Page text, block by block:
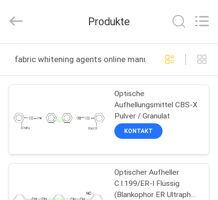
ZU
VIDEOS
ÜBER
COMPANY
LIMITED.
Reserved.
Produkte
fabric whitening agents online manufacture
Optische
Aufhellungsmittel CBS-X
Pulver / Granulat
KONTAKT
Optischer Aufheller
C.I.199/ER-I Flüssig
(Blankophor ER Ultraphor